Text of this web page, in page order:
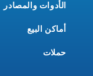
الأدوات والمصادر
أماكن البيع
حملات